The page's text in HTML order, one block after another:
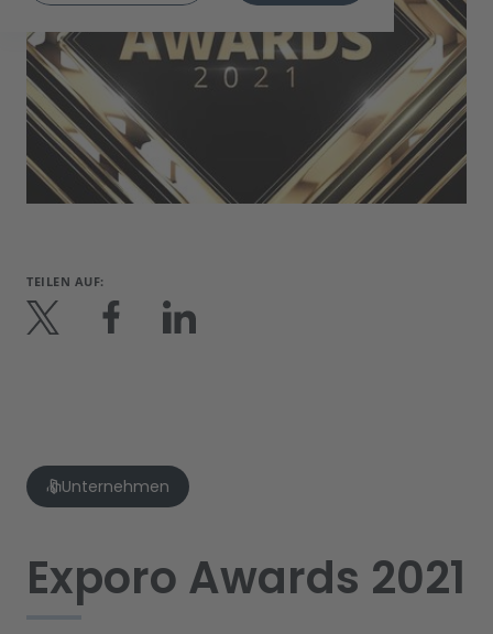
TEILEN AUF:
Unternehmen
Exporo Awards 2021